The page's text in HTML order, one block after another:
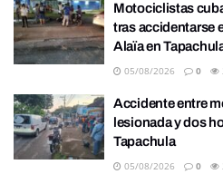
Motociclistas
tras accidentarse
Alaïa en
05/08/2026 0
Accidente entre
lesionada y dos
Tapachula
05/08/2026 0